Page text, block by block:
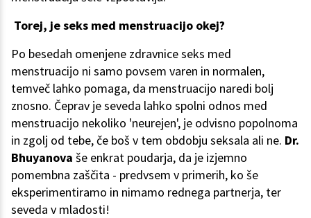
Torej, je seks med menstruacijo okej?
Po besedah omenjene zdravnice seks med
menstruacijo ni samo povsem varen in normalen,
temveč lahko pomaga, da menstruacijo naredi bolj
znosno. Čeprav je seveda lahko spolni odnos med
menstruacijo nekoliko 'neurejen', je odvisno popolnoma
in zgolj od tebe, če boš v tem obdobju seksala ali ne. Dr.
Bhuyanova še enkrat poudarja, da je izjemno
pomembna zaščita - predvsem v primerih, ko še
eksperimentiramo in nimamo rednega partnerja, ter
seveda v mladosti!